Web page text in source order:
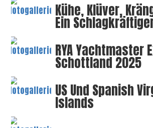
Kühe, Klüver,
Ein
RYA Yachtmaster
Schottland 2025
US Und Spanish
Islands